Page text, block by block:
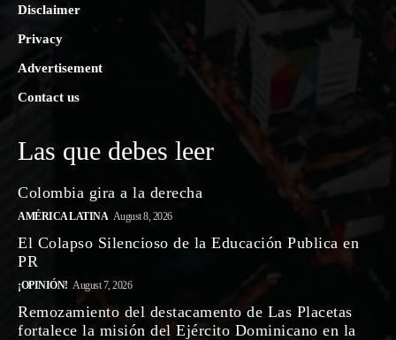
Disclaimer
Privacy
Advertisement
Contact us
Las que debes leer
Colombia gira a la derecha
AMÉRICA LATINA August 8, 2026
El Colapso Silencioso de la Educación Publica en
PR
¡OPINIÓN! August 7, 2026
Remozamiento del destacamento de Las Placetas
fortalece la misión del Ejército Dominicano en la